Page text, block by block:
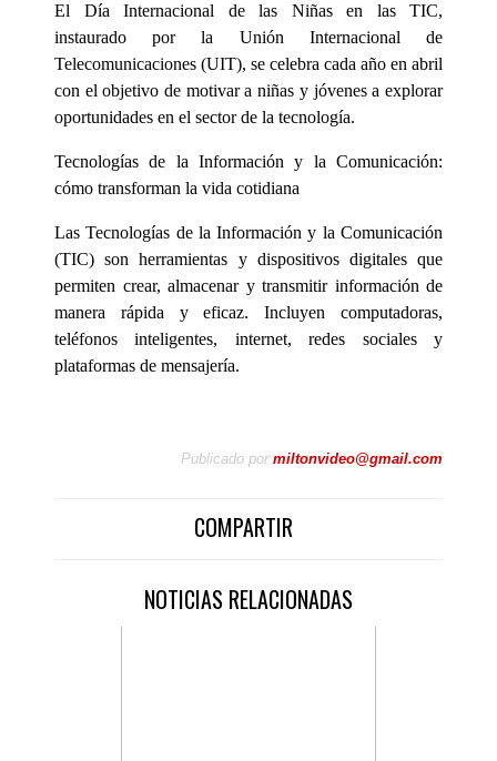
El Día Internacional de las Niñas en las TIC,
instaurado por la Unión Internacional de
Telecomunicaciones (UIT), se celebra cada año en abril
con el objetivo de motivar a niñas y jóvenes a explorar
oportunidades en el sector de la tecnología.
Tecnologías de la Información y la Comunicación:
cómo transforman la vida cotidiana
Las Tecnologías de la Información y la Comunicación
(TIC) son herramientas y dispositivos digitales que
permiten crear, almacenar y transmitir información de
manera rápida y eficaz. Incluyen computadoras,
teléfonos inteligentes, internet, redes sociales y
plataformas de mensajería.
Publicado por miltonvideo@gmail.com
COMPARTIR
NOTICIAS RELACIONADAS